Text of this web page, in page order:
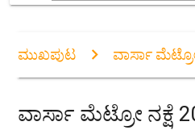
ಮುಖಪುಟ ವಾರ್ಸಾ ಮೆಟ್ರೋ
ವಾರ್ಸಾ ಮೆಟ್ರೋ ನಕ್ಷೆ